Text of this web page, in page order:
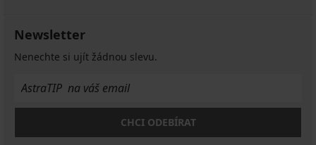
Newsletter
Nenechte si ujít žádnou slevu.
CHCI ODEBÍRAT